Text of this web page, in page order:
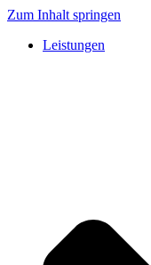
Zum Inhalt springen
Leistungen